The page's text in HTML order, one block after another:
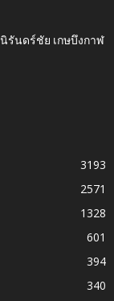
รันดร์ชัย เกษบึงกาฬ
3193
2571
1328
601
394
340